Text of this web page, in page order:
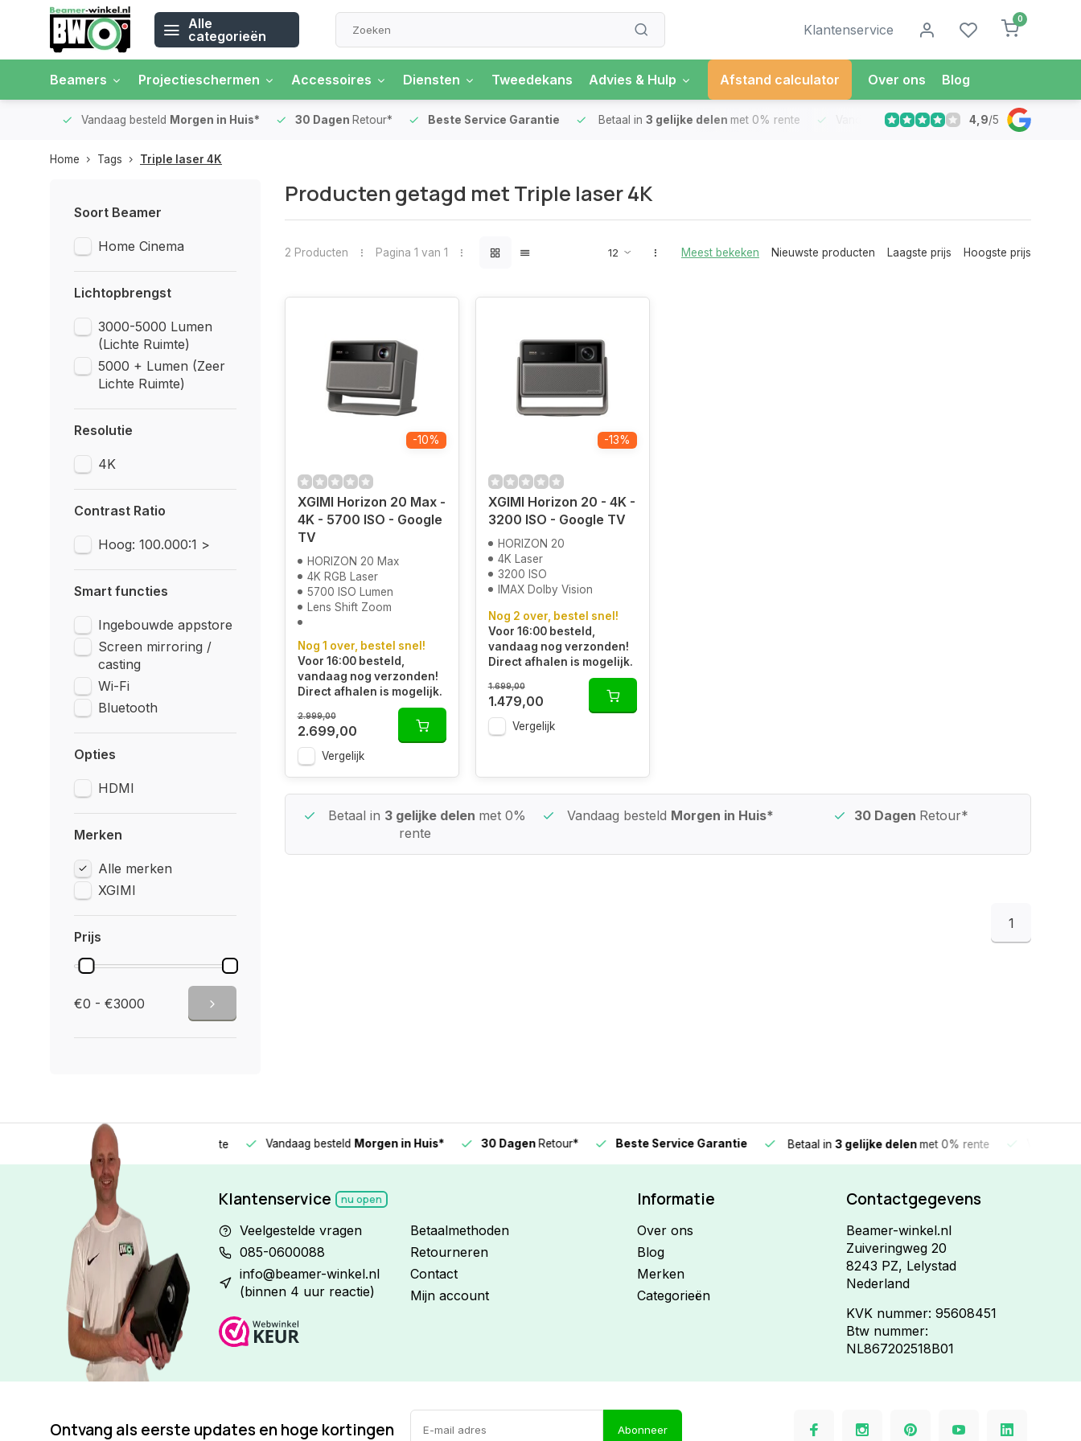
Alle
categorieën
Klantenservice
0
Beamers Projectieschermen Accessoires Diensten Tweedekans Advies & Hulp Afstand calculator Over ons Blog
Vandaag besteld Morgen in Huis* 30 DagenRetour* Beste Service Garantie Betaal in 3 gelijke delenmet 0% rente Vandaag besteldMorgen in Huis*
4,9/5
Home Tags Triple laser 4K
Soort Beamer
Home Cinema
Lichtopbrengst
3000-5000 Lumen
(Lichte Ruimte)
5000 + Lumen (Zeer
Lichte Ruimte)
Resolutie
4K
Contrast Ratio
Hoog: 100.000:1 >
Smart functies
Ingebouwde appstore
Screen mirroring /
casting
Wi-Fi
Bluetooth
Opties
HDMI
Merken
Alle merken
XGIMI
Prijs
€0 - €3000
Producten getagd met Triple laser 4K
2 Producten Pagina 1 van 1 Meest bekeken Nieuwste producten Laagste prijs Hoogste prijs
-10%
XGIMI Horizon 20 Max -
4K - 5700 ISO - Google
TV
HORIZON 20 Max
4K RGB Laser
5700 ISO Lumen
Lens Shift Zoom
Nog 1 over, bestel snel!
Voor 16:00 besteld,
vandaag nog verzonden!
Direct afhalen is mogelijk.
2.999,00
2.699,00
Vergelijk
-13%
XGIMI Horizon 20 - 4K -
3200 ISO - Google TV
HORIZON 20
4K Laser
3200 ISO
IMAX Dolby Vision
Nog 2 over, bestel snel!
Voor 16:00 besteld,
vandaag nog verzonden!
Direct afhalen is mogelijk.
1.699,00
1.479,00
Vergelijk
Beste Service Garantie Betaal in 3 gelijke delen met 0%
rente
Vandaag besteld Morgen in Huis* 30 Dagen Retour*
1
3 gelijke delen Vandaag besteldMorgen in Huis* 30 DagenRetour* Beste Service Garantie Betaal in3 gelijke delenmet 0% rente Vandaag
Klantenservice nu open
Veelgestelde vragen
085-0600088
info@beamer-winkel.nl
(binnen 4 uur reactie)
Betaalmethoden
Retourneren
Contact
Mijn account
Informatie
Over ons
Blog
Merken
Categorieën
Contactgegevens
Beamer-winkel.nl
Zuiveringweg 20
8243 PZ, Lelystad
Nederland
KVK nummer: 95608451
Btw nummer:
NL867202518B01
Ontvang als eerste updates en hoge kortingen Abonneer